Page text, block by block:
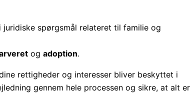
spørgsmål relateret til familie og
og adoption.
rettigheder og interesser bliver beskyttet i
gennem hele processen og sikre, at alt er